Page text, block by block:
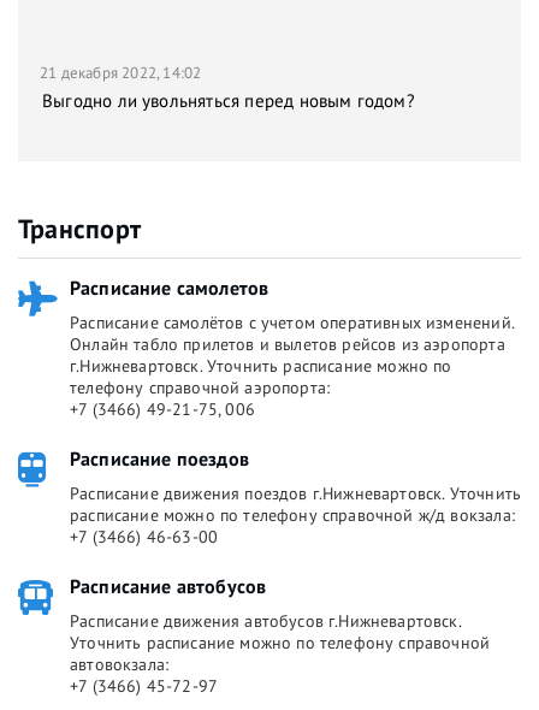
21 декабря 2022, 14:02
Выгодно ли увольняться перед новым годом?
Транспорт
Расписание самолетов
Расписание самолётов с учетом оперативных изменений.
Онлайн табло прилетов и вылетов рейсов из аэропорта
г.Нижневартовск. Уточнить расписание можно по
телефону справочной аэропорта:
+7 (3466) 49-21-75, 006
Расписание поездов
Расписание движения поездов г.Нижневартовск. Уточнить
расписание можно по телефону справочной ж/д вокзала:
+7 (3466) 46-63-00
Расписание автобусов
Расписание движения автобусов г.Нижневартовск.
Уточнить расписание можно по телефону справочной
автовокзала:
+7 (3466) 45-72-97